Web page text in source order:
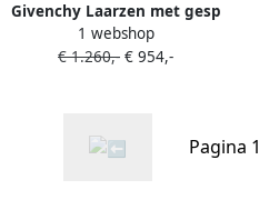
Givenchy Laarzen met gesp
Zwart
1 webshop
€ 1.260,- € 954,-
Pagina